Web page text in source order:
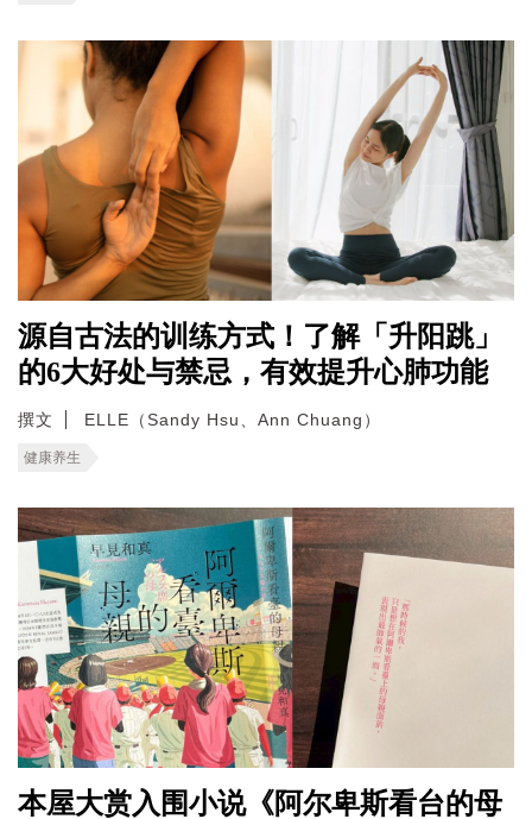
源自古法的训练方式！了解「升阳跳」
的6大好处与禁忌，有效提升心肺功能
撰文 ELLE（Sandy Hsu、Ann Chuang）
健康养生
本屋大赏入围小说《阿尔卑斯看台的母